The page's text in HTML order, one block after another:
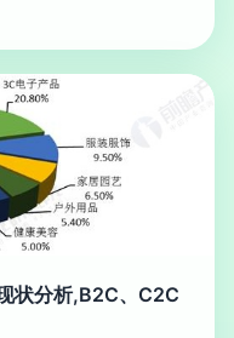
状分析,B2C、C2C